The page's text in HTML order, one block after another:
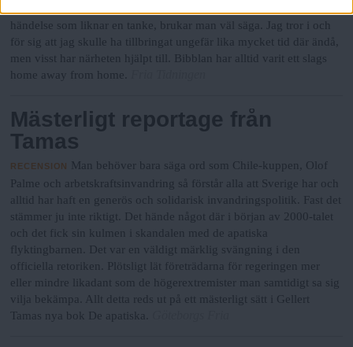
händelse som liknar en tanke, brukar man väl säga. Jag tror i och
för sig att jag skulle ha tillbringat ungefär lika mycket tid där ändå,
men visst har närheten hjälpt till. Bibblan har alltid varit ett slags
home away from home.
Mästerligt reportage från
Tamas
RECENSION
Man behöver bara säga ord som Chile-kuppen, Olof
Palme och arbetskraftsinvandring så förstår alla att Sverige har och
alltid har haft en generös och solidarisk invandringspolitik. Fast det
stämmer ju inte riktigt. Det hände något där i början av 2000-talet
och det fick sin kulmen i skandalen med de apatiska
flyktingbarnen. Det var en väldigt märklig svängning i den
officiella retoriken. Plötsligt lät företrädarna för regeringen mer
eller mindre likadant som de högerextremister man samtidigt sa sig
vilja bekämpa. Allt detta reds ut på ett mästerligt sätt i Gellert
Tamas nya bok De apatiska.